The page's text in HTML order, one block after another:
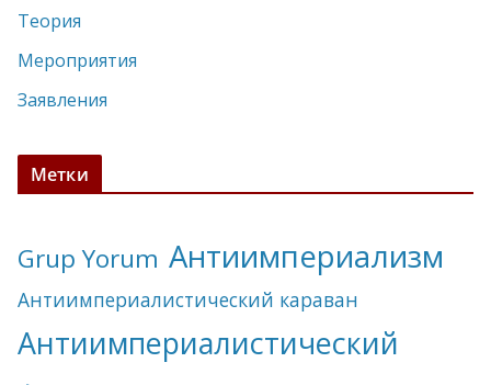
Теория
Мероприятия
Заявления
Метки
Grup Yorum Антиимпериализм
Антиимпериалистический караван
Антиимпериалистический